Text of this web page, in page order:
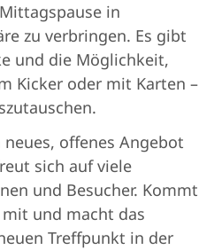
in
zu verbringen. Es gibt
und die Möglichkeit,
Kicker oder mit Karten –
offenes Angebot
sich auf viele
und Besucher. Kommt
und macht das
Treffpunkt in der